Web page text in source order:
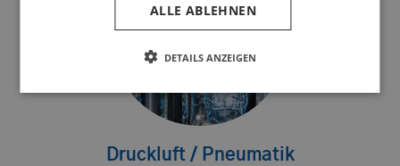
Druckluft / Pneumatik
ALLE ABLEHNEN
DETAILS ANZEIGEN